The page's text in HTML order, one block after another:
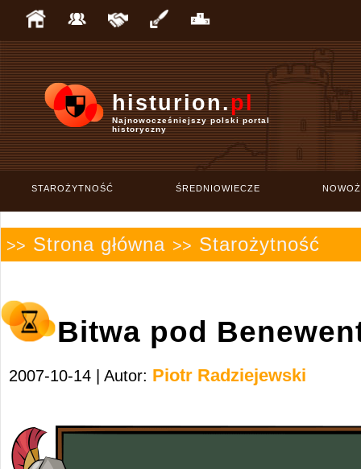
histurion.pl
Najnowocześniejszy polski portal
historyczny
STAROŻYTNOŚĆ ŚREDNIOWIECZE
>> Strona główna >> Starożytność
Bitwa pod
2007-10-14 | Autor: Piotr Radziejewski